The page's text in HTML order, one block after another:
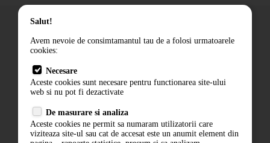
Cum comand
Livrare
Contact
Politica de confidentialitate
ANPC
Salut!
Avem nevoie de consimtamantul tau de a folosi urmatoarele
cookies:
Necesare
Aceste cookies sunt necesare pentru functionarea site-ului
web si nu pot fi dezactivate
De masurare si analiza
Aceste cookies ne permit sa numaram utilizatorii care
viziteaza site-ul sau cat de accesat este un anumit element din